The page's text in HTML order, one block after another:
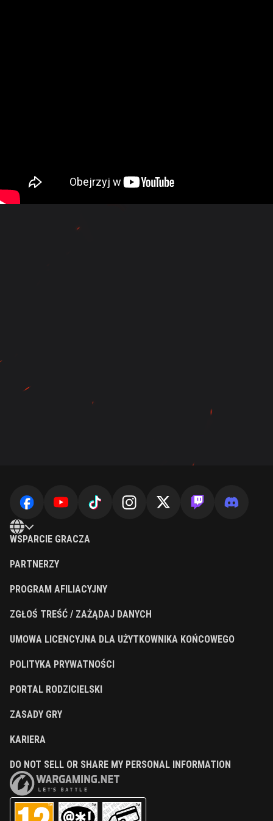
WSPARCIE GRACZA
PARTNERZY
PROGRAM AFILIACYJNY
ZGŁOŚ TREŚĆ / ZAŻĄDAJ DANYCH
UMOWA LICENCYJNA DLA UŻYTKOWNIKA KOŃCOWEGO
POLITYKA PRYWATNOŚCI
PORTAL RODZICIELSKI
ZASADY GRY
KARIERA
DO NOT SELL OR SHARE MY PERSONAL INFORMATION